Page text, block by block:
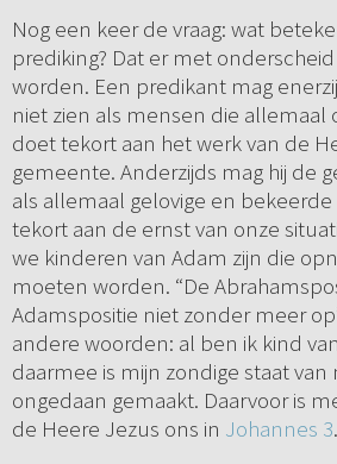
Nog een keer de vraag: wat
prediking? Dat er met
worden. Een predikant mag
niet zien als mensen die allemaal
doet tekort aan het werk van de
gemeente. Anderzijds mag hij de
als allemaal gelovige en
tekort aan de ernst van onze
we kinderen van Adam zijn die
moeten worden. “De
Adamspositie niet zonder meer
andere woorden: al ben ik kind
daarmee is mijn zondige staat
ongedaan gemaakt. Daarvoor is
de Heere Jezus ons in Johannes 3.